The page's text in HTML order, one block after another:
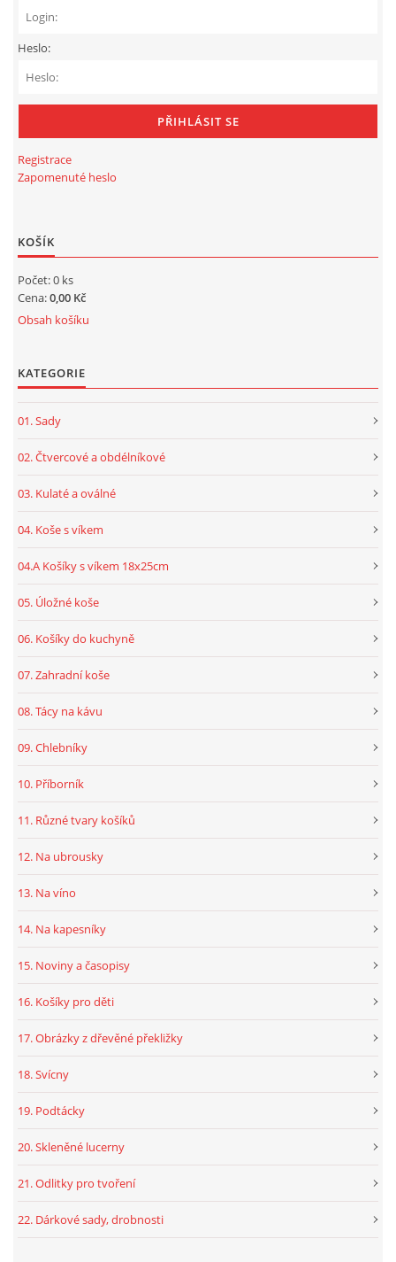
Heslo:
Registrace
Zapomenuté heslo
KOŠÍK
Počet: 0 ks
Cena:0,00 Kč
Obsah košíku
KATEGORIE
01. Sady
02. Čtvercové a obdélníkové
03. Kulaté a oválné
04. Koše s víkem
04.A Košíky s víkem 18x25cm
05. Úložné koše
06. Košíky do kuchyně
07. Zahradní koše
08. Tácy na kávu
09. Chlebníky
10. Příborník
11. Různé tvary košíků
12. Na ubrousky
13. Na víno
14. Na kapesníky
15. Noviny a časopisy
16. Košíky pro děti
17. Obrázky z dřevěné překližky
18. Svícny
19. Podtácky
20. Skleněné lucerny
21. Odlitky pro tvoření
22. Dárkové sady, drobnosti